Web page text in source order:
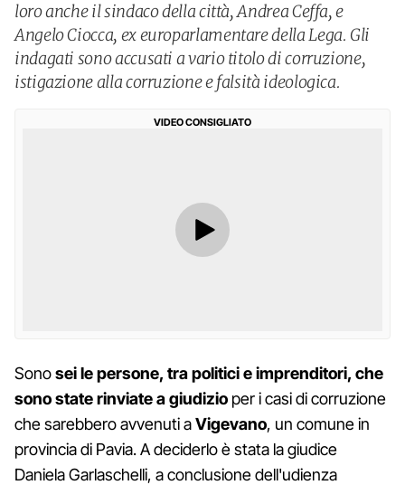
loro anche il sindaco della città, Andrea Ceffa, e
Angelo Ciocca, ex europarlamentare della Lega. Gli
indagati sono accusati a vario titolo di corruzione,
istigazione alla corruzione e falsità ideologica.
VIDEO CONSIGLIATO
Sonosei le persone, tra politici e imprenditori, che
sono state rinviate a giudizio per i casi di corruzione
che sarebbero avvenuti aVigevano, un comune in
provincia di Pavia. A deciderlo è stata la giudice
Daniela Garlaschelli, a conclusione dell'udienza